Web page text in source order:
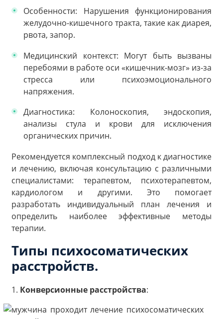
Особенности: Нарушения функционирования
желудочно-кишечного тракта, такие как диарея,
рвота, запор.
Медицинский контекст: Могут быть вызваны
перебоями в работе оси «кишечник-мозг» из-за
стресса или психоэмоционального
напряжения.
Диагностика: Колоноскопия, эндоскопия,
анализы стула и крови для исключения
органических причин.
Рекомендуется комплексный подход к диагностике
и лечению, включая консультацию с различными
специалистами: терапевтом, психотерапевтом,
кардиологом и другими. Это помогает
разработать индивидуальный план лечения и
определить наиболее эффективные методы
терапии.
Типы психосоматических
расстройств.
1. Конверсионные расстройства: